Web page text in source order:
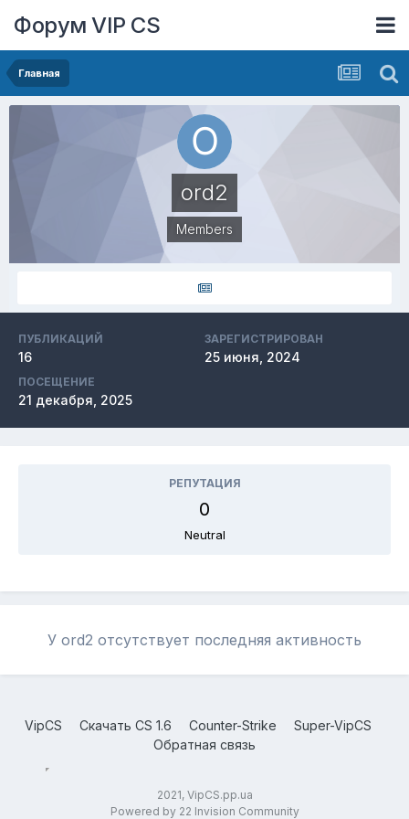
Форум VIP CS
Главная
ord2
Members
ПУБЛИКАЦИЙ
16
ЗАРЕГИСТРИРОВАН
25 июня, 2024
ПОСЕЩЕНИЕ
21 декабря, 2025
РЕПУТАЦИЯ
0
Neutral
У ord2 отсутствует последняя активность
VipCS Скачать CS 1.6 Counter-Strike
Super-VipCS
Обратная связь
2021, VipCS.pp.ua
Powered by 22 Invision Community